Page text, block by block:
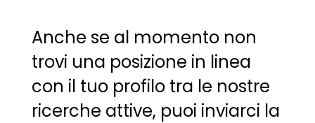
Anche se al momento non
trovi una posizione in linea
con il tuo profilo tra le nostre
ricerche attive, puoi inviarci la